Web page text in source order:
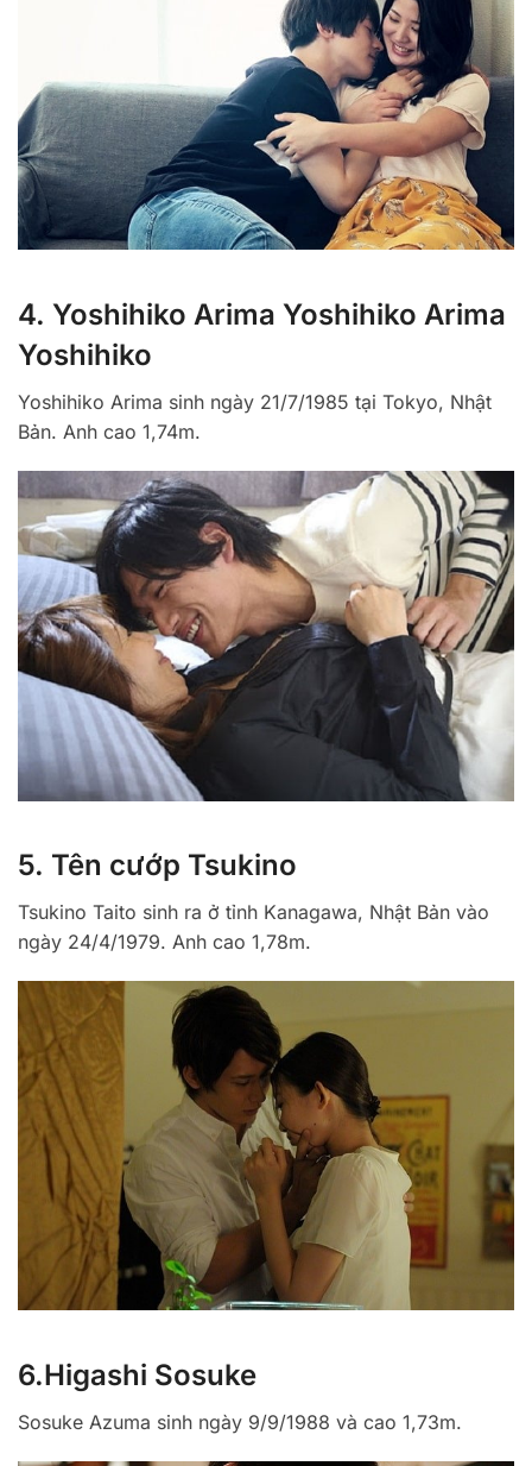
4. Yoshihiko Arima Yoshihiko Arima
Yoshihiko
Yoshihiko Arima sinh ngày 21/7/1985 tại Tokyo, Nhật
Bản. Anh cao 1,74m.
5. Tên cướp Tsukino
Tsukino Taito sinh ra ở tỉnh Kanagawa, Nhật Bản vào
ngày 24/4/1979. Anh cao 1,78m.
6.Higashi Sosuke
Sosuke Azuma sinh ngày 9/9/1988 và cao 1,73m.